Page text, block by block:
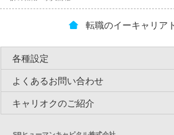
転職のイーキャリア
各種設定
よくあるお問い合わせ
キャリオクのご紹介